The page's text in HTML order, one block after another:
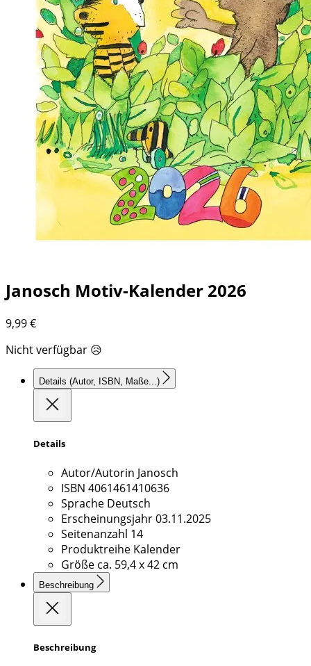
Janosch Motiv-Kalender 2026
9,99€
Nicht verfügbar 😥
Details (Autor, ISBN, Maße...)
Details
Autor/Autorin Janosch
ISBN 4061461410636
Sprache Deutsch
Erscheinungsjahr03.11.2025
Seitenanzahl 14
Produktreihe Kalender
Größe ca. 59,4 x 42 cm
Beschreibung
Beschreibung